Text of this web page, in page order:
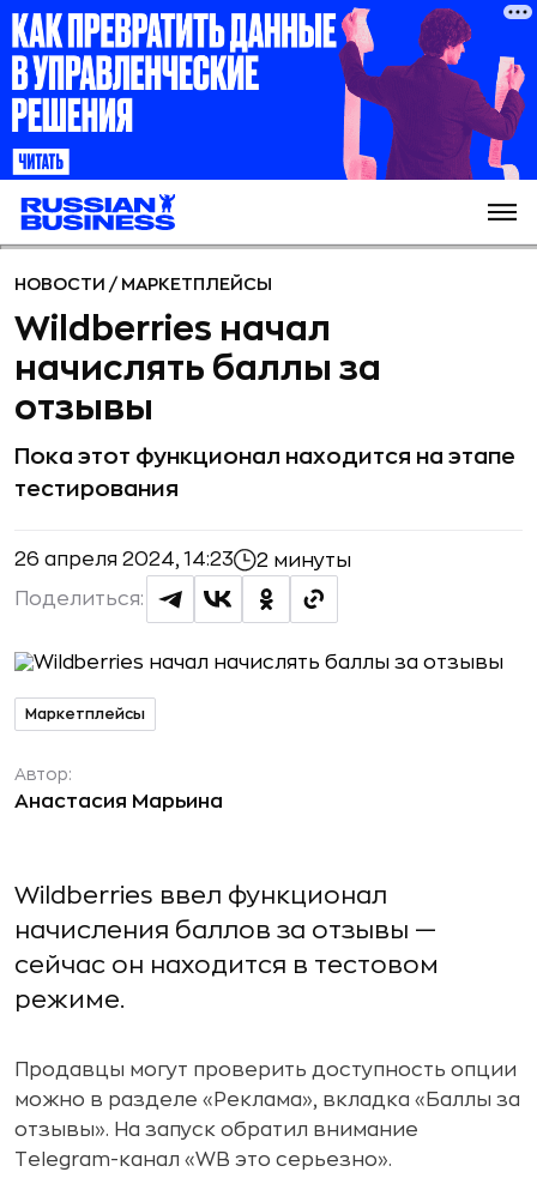
НОВОСТИ / МАРКЕТПЛЕЙСЫ
Wildberries начал
начислять баллы за
отзывы
Пока этот функционал находится на этапе
тестирования
26 апреля 2024, 14:23 2 минуты
Поделиться:
Маркетплейсы
Автор:
Анастасия Марьина
Wildberries ввел функционал
начисления баллов за отзывы —
сейчас он находится в тестовом
режиме.
Продавцы могут проверить доступность опции
можно в разделе «Реклама», вкладка «Баллы за
отзывы». На запуск обратил внимание
Telegram-канал «WB это серьезно».